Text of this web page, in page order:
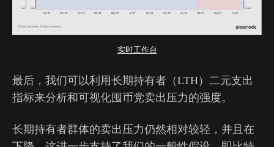
实时工作台
最后，我们可以利用长期持有者（LTH）二元支出
指标来分析和可视化囤币党卖出压力的强度。
长期持有者群体的卖出压力仍然相对较轻，并且在